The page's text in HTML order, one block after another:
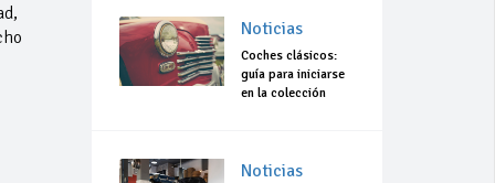
Noticias
Coches clásicos:
guía para iniciarse
en la colección
Noticias